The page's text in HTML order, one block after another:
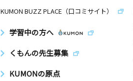
KUMON BUZZ PLACE（口コミサイト）
学習中の方へ
くもんの先生募集
KUMONの原点